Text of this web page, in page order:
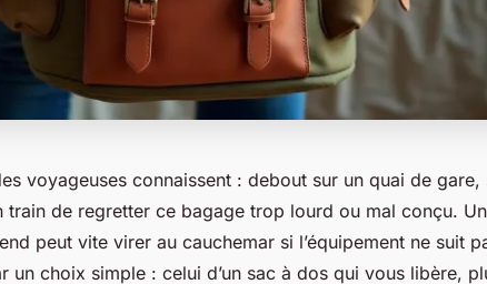
voyageuses connaissent : debout sur un quai de gare,
train de regretter ce bagage trop lourd ou mal conçu. Un
peut vite virer au cauchemar si l’équipement ne suit
un choix simple : celui d’un sac à dos qui vous libère,